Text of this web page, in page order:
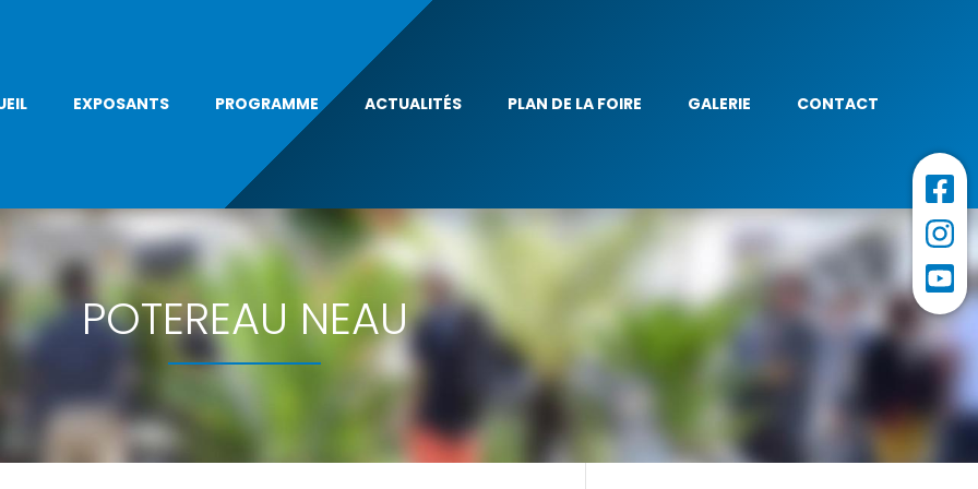
EXPOSANTS PROGRAMME ACTUALITÉS PLAN DE LA FOIRE GALERIE CONTACT
POTEREAU NEAU